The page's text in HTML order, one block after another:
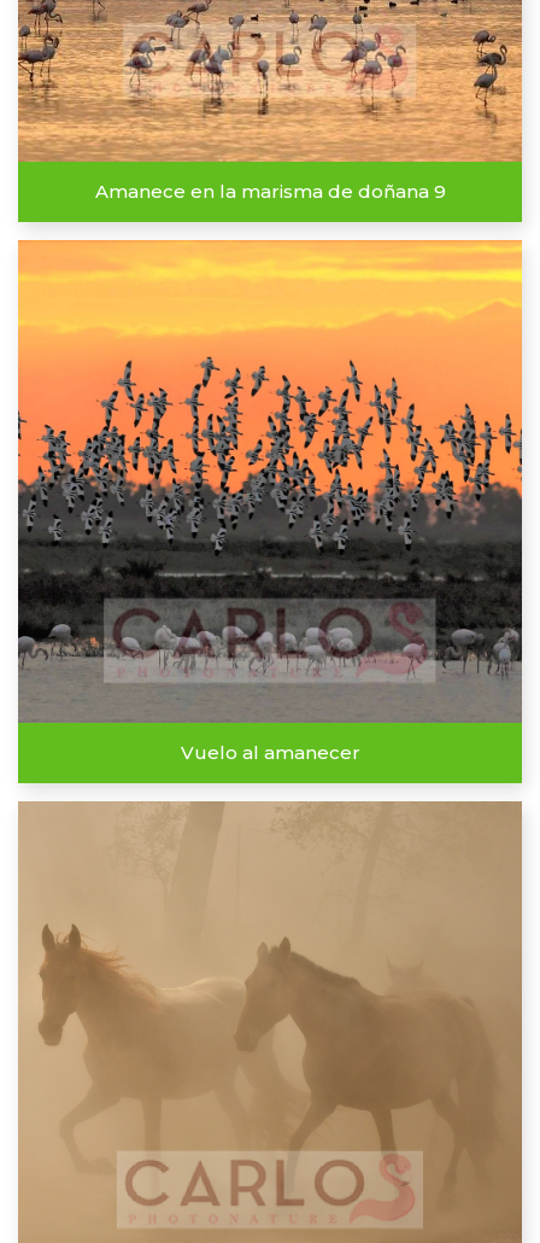
Amanece en la marisma de doñana 9
Vuelo al amanecer